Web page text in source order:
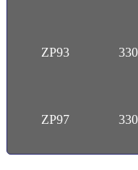
ZP93
ZP97